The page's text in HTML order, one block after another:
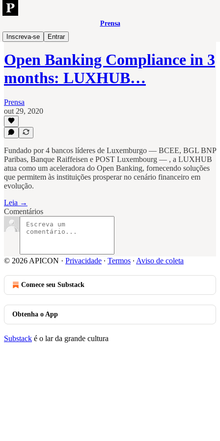
Prensa
Inscreva-se
Entrar
Open
Open Banking Compliance in 3
months: LUXHUB…
Prensa
out 29, 2020
Fundado por 4 bancos líderes de Luxemburgo — BCEE, BGL BNP
Paribas, Banque Raiffeisen e POST Luxembourg — , a LUXHUB
atua como um aceleradora do Open Banking, fornecendo soluções
que permitem às instituições prosperar no cenário financeiro em
evolução.
Leia →
Comentários
© 2026 APICON · Privacidade ∙ Termos ∙ Aviso de coleta
Comece seu Substack
Obtenha o App
Substack é o lar da grande cultura